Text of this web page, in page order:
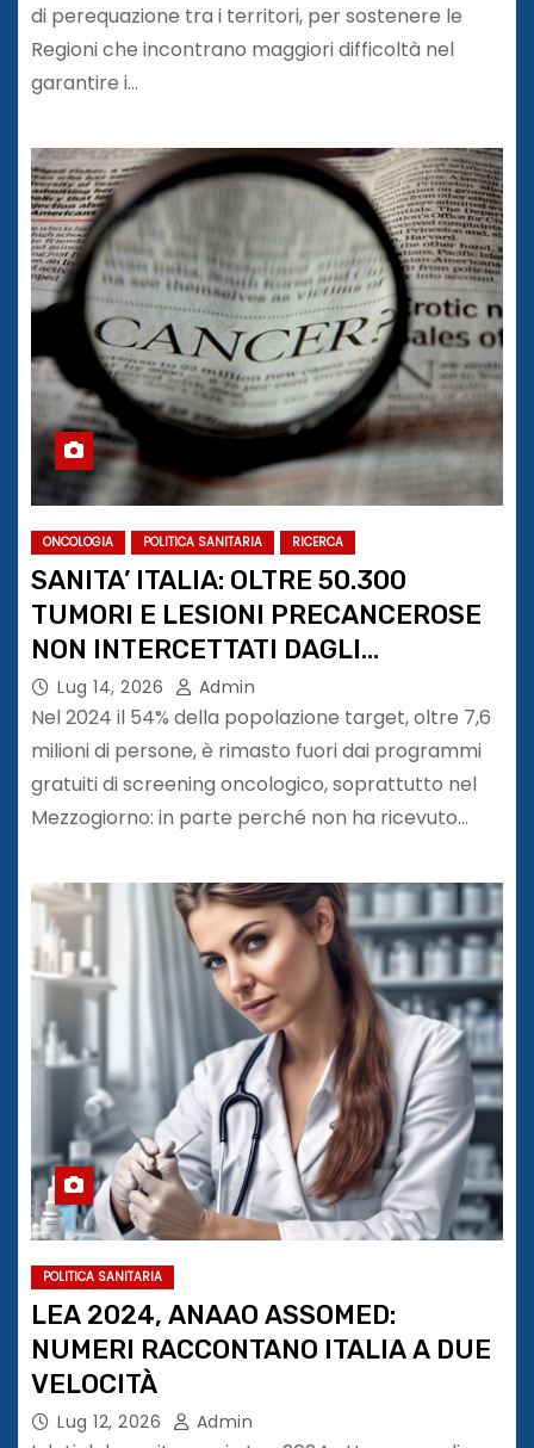
di perequazione tra i territori, per sostenere le
Regioni che incontrano maggiori difficoltà nel
garantire i…
ONCOLOGIA POLITICA SANITARIA RICERCA
SANITA’ ITALIA: OLTRE 50.300
TUMORI E LESIONI PRECANCEROSE
NON INTERCETTATI DAGLI
SCREENING ORGANIZZATI
Lug 14, 2026 Admin
Nel 2024 il 54% della popolazione target, oltre 7,6
milioni di persone, è rimasto fuori dai programmi
gratuiti di screening oncologico, soprattutto nel
Mezzogiorno: in parte perché non ha ricevuto…
POLITICA SANITARIA
LEA 2024, ANAAO ASSOMED:
NUMERI RACCONTANO ITALIA A DUE
VELOCITÀ
Lug 12, 2026 Admin